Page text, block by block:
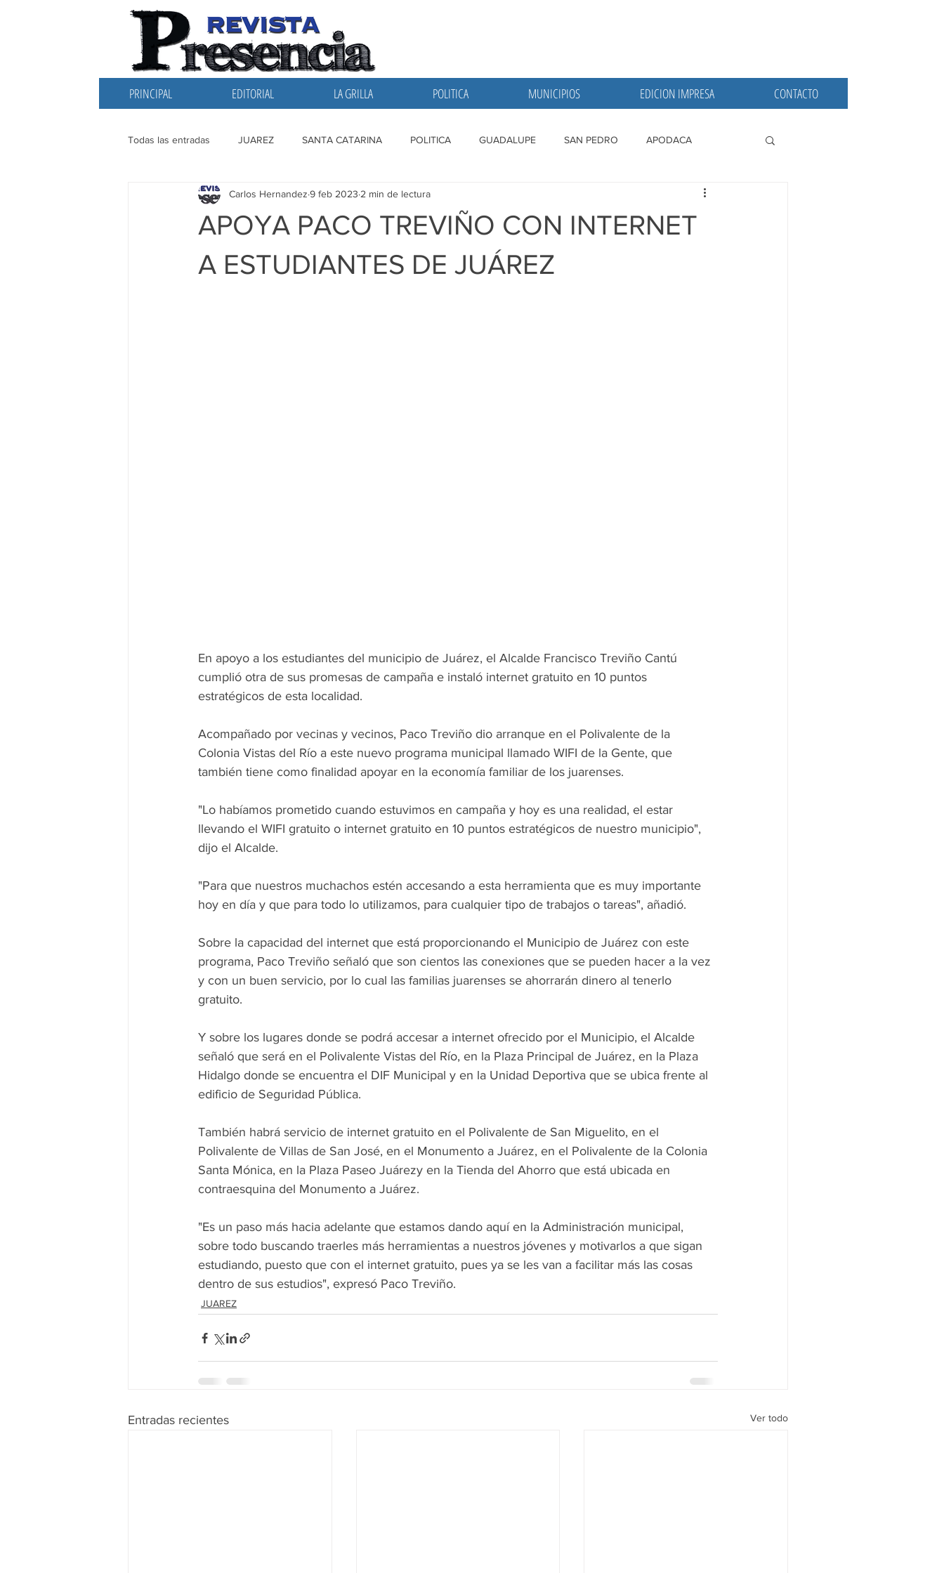
PRINCIPAL EDITORIAL LA GRILLA POLITICA MUNICIPIOS EDICION IMPRESA CONTACTO
Todas las entradas JUAREZ SANTA CATARINA POLITICA GUADALUPE SAN PEDRO APODACA
EDITORIAL SANTIAGO LA GRILLA SAN NICOLAS
APOYA PACO TREVIÑO CON INTERNET
A ESTUDIANTES DE JUÁREZ
Carlos Hernandez 9 feb 2023 2 min de lectura
En apoyo a los estudiantes del municipio de Juárez, el Alcalde Francisco Treviño Cantú
cumplió otra de sus promesas de campaña e instaló internet gratuito en 10 puntos
estratégicos de esta localidad.
Acompañado por vecinas y vecinos, Paco Treviño dio arranque en el Polivalente de la
Colonia Vistas del Río a este nuevo programa municipal llamado WIFI de la Gente, que
también tiene como finalidad apoyar en la economía familiar de los juarenses.
"Lo habíamos prometido cuando estuvimos en campaña y hoy es una realidad, el estar
llevando el WIFI gratuito o internet gratuito en 10 puntos estratégicos de nuestro municipio",
dijo el Alcalde.
"Para que nuestros muchachos estén accesando a esta herramienta que es muy importante
hoy en día y que para todo lo utilizamos, para cualquier tipo de trabajos o tareas", añadió.
Sobre la capacidad del internet que está proporcionando el Municipio de Juárez con este
programa, Paco Treviño señaló que son cientos las conexiones que se pueden hacer a la vez
y con un buen servicio, por lo cual las familias juarenses se ahorrarán dinero al tenerlo
gratuito.
Y sobre los lugares donde se podrá accesar a internet ofrecido por el Municipio, el Alcalde
señaló que será en el Polivalente Vistas del Río, en la Plaza Principal de Juárez, en la Plaza
Hidalgo donde se encuentra el DIF Municipal y en la Unidad Deportiva que se ubica frente al
edificio de Seguridad Pública.
También habrá servicio de internet gratuito en el Polivalente de San Miguelito, en el
Polivalente de Villas de San José, en el Monumento a Juárez, en el Polivalente de la Colonia
Santa Mónica, en la Plaza Paseo Juárezy en la Tienda del Ahorro que está ubicada en
contraesquina del Monumento a Juárez.
"Es un paso más hacia adelante que estamos dando aquí en la Administración municipal,
sobre todo buscando traerles más herramientas a nuestros jóvenes y motivarlos a que sigan
estudiando, puesto que con el internet gratuito, pues ya se les van a facilitar más las cosas
dentro de sus estudios", expresó Paco Treviño.
JUAREZ
Entradas recientes Ver todo